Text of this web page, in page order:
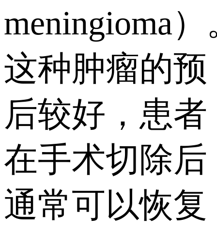
meningioma）
这种肿瘤的预
后较好，患者
在手术切除后
通常可以恢复